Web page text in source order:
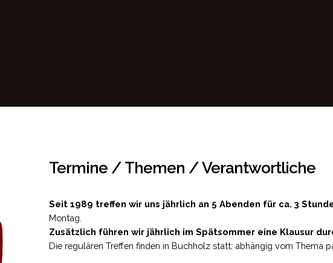
Termine / Themen / Verantwortliche
Seit 1989 treffen wir uns jährlich an 5 Abenden für ca. 3
Montag.
Zusätzlich führen wir jährlich im Spätsommer eine Klausur
Die regulären Treffen finden in Buchholz statt; abhängig vom Thema